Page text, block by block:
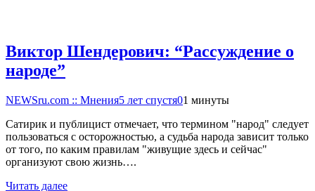
Виктор Шендерович: “Рассуждение о
народе”
NEWSru.com :: Мнения5 лет спустя01 минуты
Сатирик и публицист отмечает, что термином "народ" следует
пользоваться с осторожностью, а судьба народа зависит только
от того, по каким правилам "живущие здесь и сейчас"
организуют свою жизнь….
Читать далее